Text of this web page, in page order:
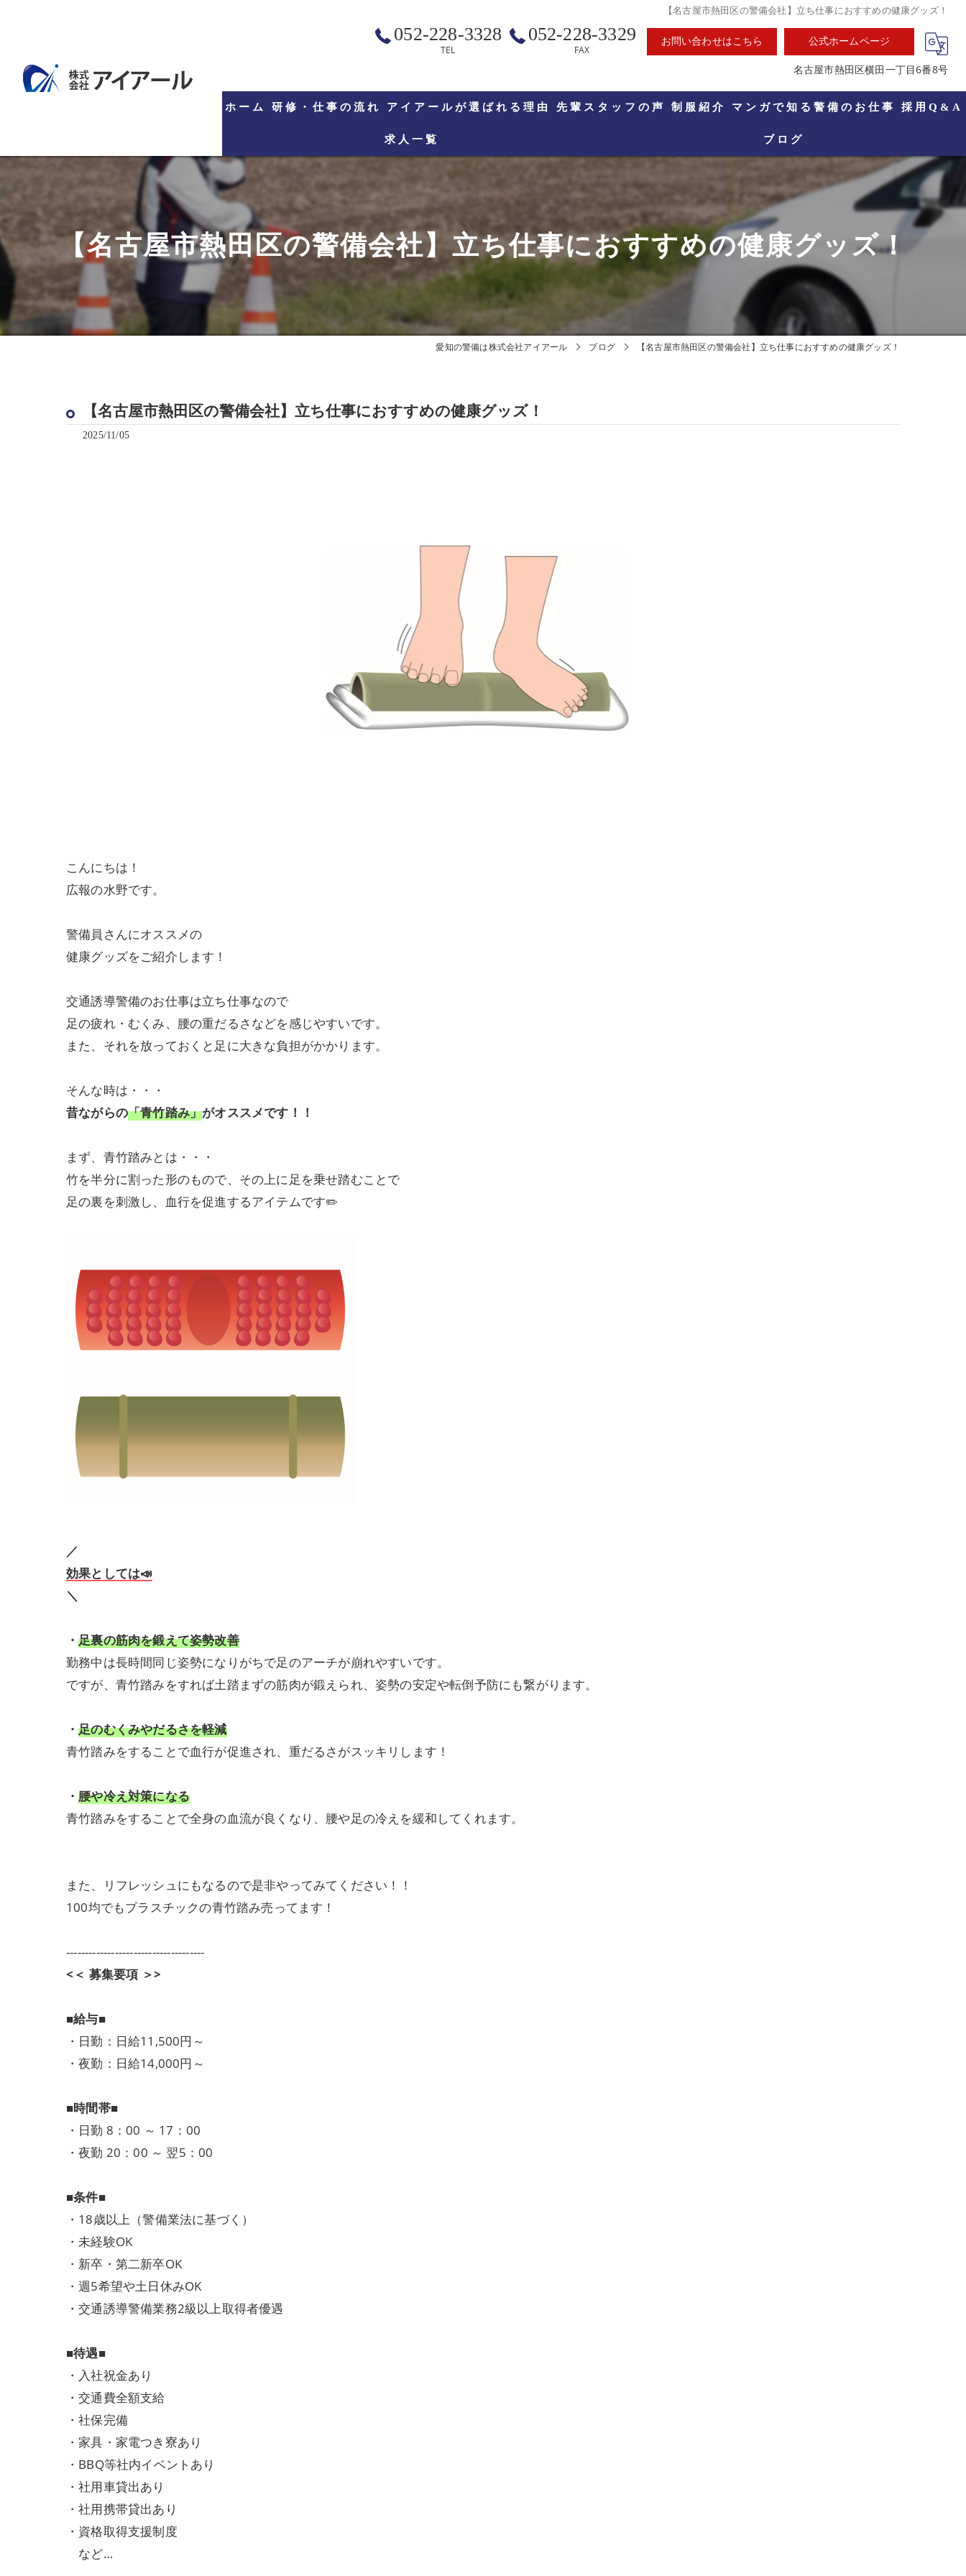
【名古屋市熱田区の警備会社】立ち仕事におすすめの健康グッズ！
052-228-3328
TEL
052-228-3329
FAX
お問い合わせはこちら 公式ホームページ
名古屋市熱田区横田一丁目6番8号
ホーム 研修・仕事の流れ アイアールが選ばれる理由 先輩スタッフの声 制服紹介 マンガで知る警備のお仕事 採用Q&A
求人一覧 ブログ
【名古屋市熱田区の警備会社】立ち仕事におすすめの健康グッズ！
愛知の警備は株式会社アイアール ブログ 【名古屋市熱田区の警備会社】立ち仕事におすすめの健康グッズ！
【名古屋市熱田区の警備会社】立ち仕事におすすめの健康グッズ！
2025/11/05
こんにちは！
広報の水野です。
警備員さんにオススメの
健康グッズをご紹介します！
交通誘導警備のお仕事は立ち仕事なので
足の疲れ・むくみ、腰の重だるさなどを感じやすいです。
また、それを放っておくと足に大きな負担がかかります。
そんな時は・・・
昔ながらの「青竹踏み」がオススメです！！
まず、青竹踏みとは・・・
竹を半分に割った形のもので、その上に足を乗せ踏むことで
足の裏を刺激し、血行を促進するアイテムです✏️
／
効果としては📣
＼
・足裏の筋肉を鍛えて姿勢改善
勤務中は長時間同じ姿勢になりがちで足のアーチが崩れやすいです。
ですが、青竹踏みをすれば土踏まずの筋肉が鍛えられ、姿勢の安定や転倒予防にも繋がります。
・足のむくみやだるさを軽減
青竹踏みをすることで血行が促進され、重だるさがスッキリします！
・腰や冷え対策になる
青竹踏みをすることで全身の血流が良くなり、腰や足の冷えを緩和してくれます。
また、リフレッシュにもなるので是非やってみてください！！
100均でもプラスチックの青竹踏み売ってます！
-------------------------------------
<＜ 募集要項 ＞>
■給与■
・日勤：日給11,500円～
・夜勤：日給14,000円～
■時間帯■
・日勤 8：00 ～ 17：00
・夜勤 20：00 ～ 翌5：00
■条件■
・18歳以上（警備業法に基づく）
・未経験OK
・新卒・第二新卒OK
・週5希望や土日休みOK
・交通誘導警備業務2級以上取得者優遇
■待遇■
・入社祝金あり
・交通費全額支給
・社保完備
・家具・家電つき寮あり
・BBQ等社内イベントあり
・社用車貸出あり
・社用携帯貸出あり
・資格取得支援制度
など…